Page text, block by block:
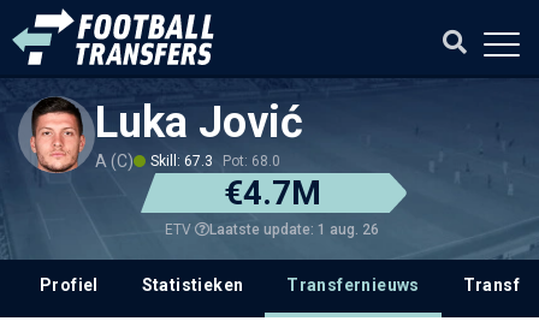
Luka Jović
A (C) Skill: 67.3 Pot: 68.0
€4.7M
ETV Laatste update: 1 aug. 26
Profiel Statistieken Transfernieuws